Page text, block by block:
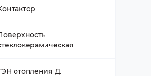
вала
насадок
отопления Д.